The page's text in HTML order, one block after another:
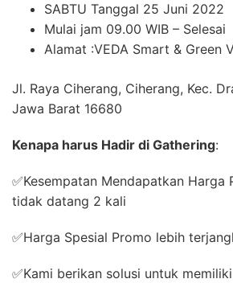
SABTU Tanggal 25 Juni 2022
Mulai jam 09.00 WIB – Selesai
Alamat :VEDA Smart & Green
Jl. Raya Ciherang, Ciherang, Kec.
Jawa Barat 16680
Kenapa harus Hadir di Gathering:
✅Kesempatan Mendapatkan Harga
tidak datang 2 kali
✅Harga Spesial Promo lebih
✅Kami berikan solusi untuk